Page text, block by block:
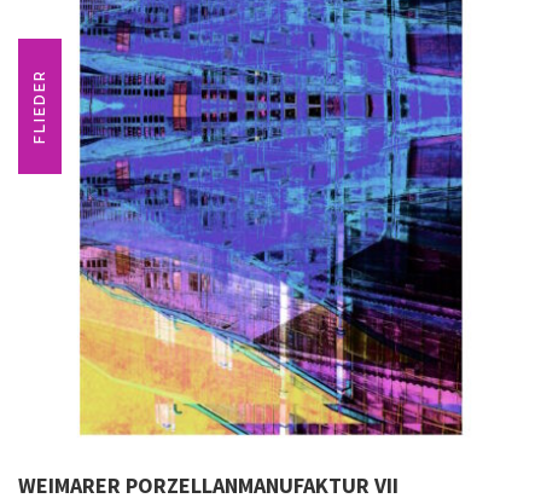
FLIEDER
WEIMARER PORZELLANMANUFAKTUR VII